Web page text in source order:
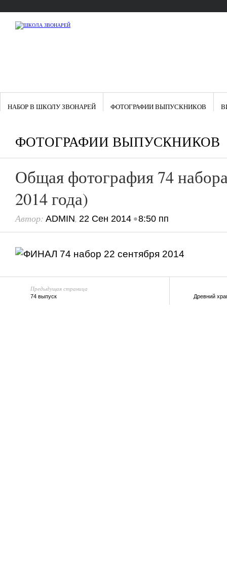
НАБОР В ШКОЛУ ЗВОНАРЕЙ ФОТОГРАФИИ ВЫПУСКНИКОВ
ФОТОГРАФИИ ВЫПУСКНИКОВ
Общая фотография 74
2014 года)
Автор: ADMIN, 22 Сен 2014 •8:50 пп
Предыдущая страница
74 выпуск Древний